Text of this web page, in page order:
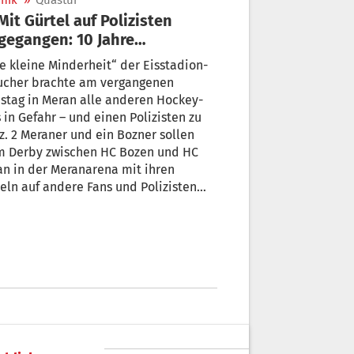
10 Jahre
für jungen Bozner
kleine Minderheit“ der Eisstadion-
brachte am vergangenen
in Meran alle anderen Hockey-
in Gefahr – und einen Polizisten zu
2 Meraner und ein Bozner sollen
Derby zwischen HC Bozen und HC
ihren
auf andere Fans und Polizisten